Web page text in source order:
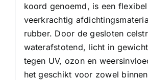
koord genoemd, is een
veerkrachtig
rubber. Door de gesloten
waterafstotend, licht in
tegen UV, ozon en
het geschikt voor zowel